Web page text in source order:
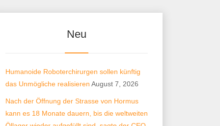
Neu
Humanoide Roboterchirurgen sollen künftig
das Unmögliche realisieren August 7, 2026
Nach der Öffnung der Strasse von Hormus
kann es 18 Monate dauern, bis die weltweiten